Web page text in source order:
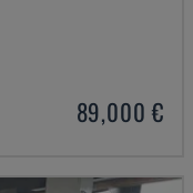
89,000 €